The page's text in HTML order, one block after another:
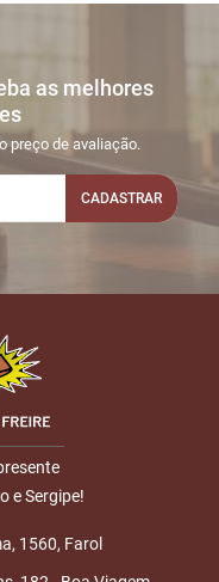
as melhores
preço de avaliação.
CADASTRAR
e Sergipe!
1560, Farol